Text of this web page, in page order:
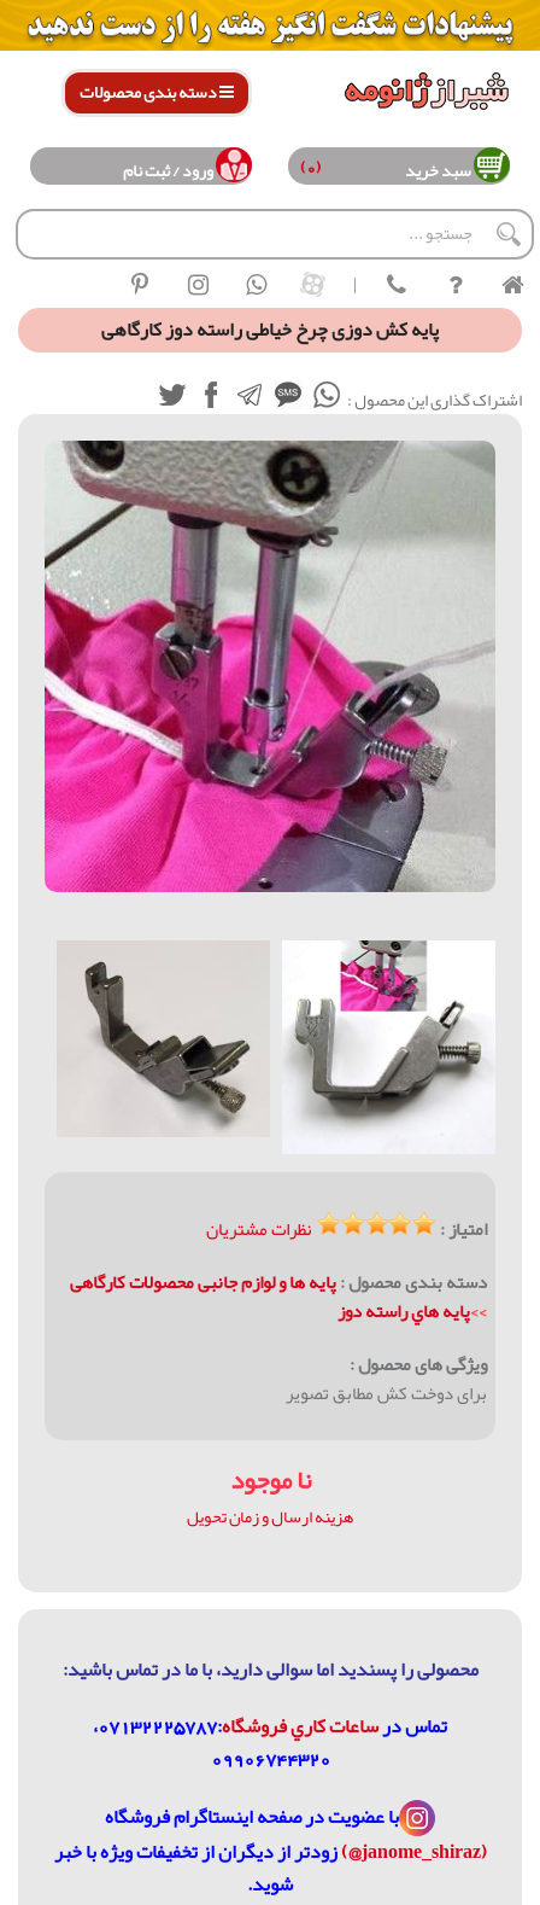
دسته بندی محصولات
سبد خرید (0) ورود / ثبت نام
|
پایه کش دوزی چرخ خیاطی راسته دوز کارگاهی
اشتراک گذاری این محصول :
امتیاز :
نظرات مشتریان
دسته بندی محصول :پايه ها و لوازم جانبی محصولات كارگاهی
>>پايه هاي راسته دوز
ویژگی های محصول :
برای دوخت کش مطابق تصویر
نا موجود
هزینه ارسال و زمان تحویل
محصولی را پسندید اما سوالی دارید، با ما در تماس باشيد:
تماس درساعات كاري فروشگاه
:07132225787،
09906744320
با عضویت درصفحه اینستاگرام فروشگاه
(janome_shiraz@)
زودتر از دیگران از تخفیفات ویژه با خبر
شوید.